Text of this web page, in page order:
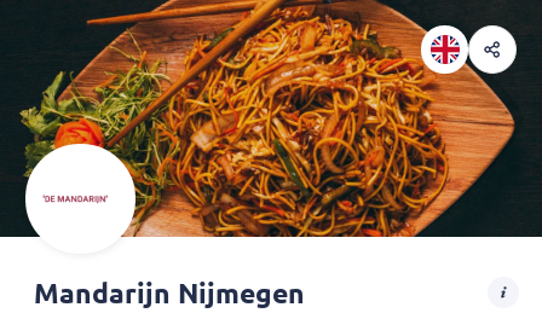
Mandarijn Nijmegen